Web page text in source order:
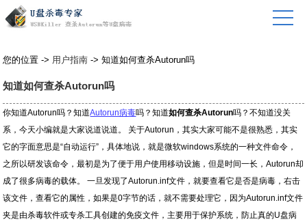
您的位置 -> 用户指南 -> 知道如何查杀Autorun吗
知道如何查杀Autorun吗
你知道Autorun吗？知道Autorun病毒吗？知道如何查杀Autorun吗？不知道没关
系，今天小编就是大家说道说道。 关于Autorun，其实大家可能不是很熟悉，其实
它的字面意思是“自动运行”，具体地说，就是微软windows系统的一种文件命令，
之所以研发该命令，最初是为了便于用户使用移动设施，但是时间一长，Autorun却
成了很多病毒的载体。 一旦发现了Autorun.inf文件，就要查看它是否是病毒，右击
该文件，查看它的属性，如果是0字节的话，就不需要处理它，因为Autorun.inf文件
夹是由杀毒软件或专杀工具创建的免疫文件，主要用于保护系统，防止真的U盘病